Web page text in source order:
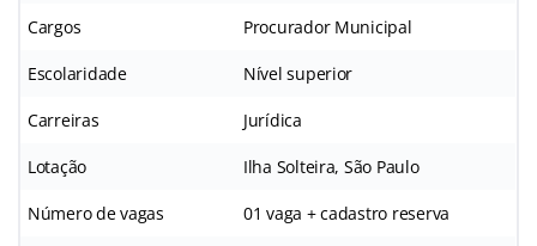
Cargos Procurador Municipal
Escolaridade Nível superior
Carreiras Jurídica
Lotação Ilha Solteira, São Paulo
Número de vagas 01 vaga + cadastro reserva